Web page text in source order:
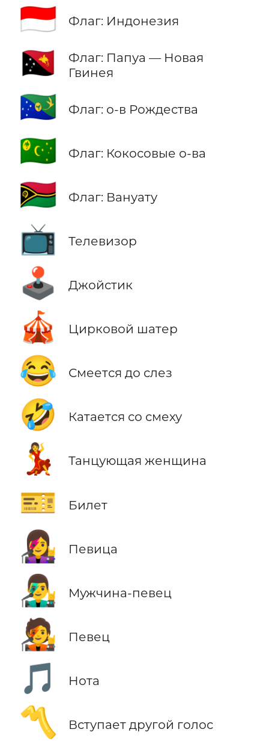
🇮🇩 Флаг: Индонезия
🇵🇬
Флаг: Папуа — Новая
Гвинея
🇨🇽 Флаг: о-в Рождества
🇨🇨 Флаг: Кокосовые о-ва
🇻🇺 Флаг: Вануату
📺 Телевизор
🕹️ Джойстик
🎪 Цирковой шатер
😂 Смеется до слез
🤣 Катается со смеху
💃 Танцующая женщина
🎫 Билет
👩‍🎤 Певица
👨‍🎤 Мужчина-певец
🧑‍🎤 Певец
🎵 Нота
〽️ Вступает другой голос